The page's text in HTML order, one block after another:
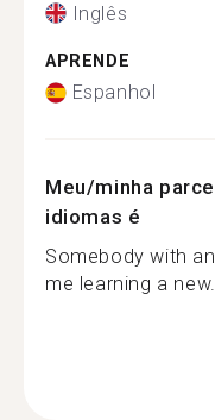
Inglês
APRENDE
Espanhol
Meu/minha
idiomas é
Somebody with
me learning a